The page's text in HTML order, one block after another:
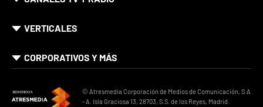
VERTICALES
CORPORATIVOS Y MÁS
© Atresmedia Corporación de Medios de Comunicación, S.A
- A. Isla Graciosa 13, 28703, S.S. de los Reyes, Madrid.